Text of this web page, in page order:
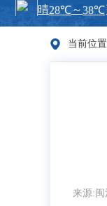
当前位置
来源: